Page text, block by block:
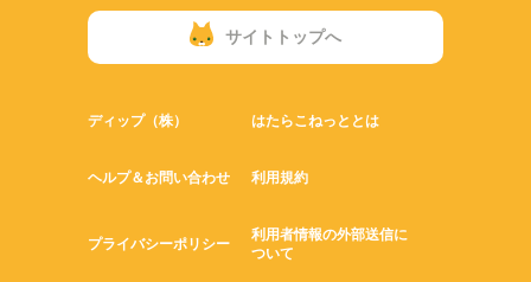
サイトトップへ
ディップ（株） はたらこねっととは
ヘルプ＆お問い合わせ 利用規約
プライバシーポリシー
利用者情報の外部送信に
ついて